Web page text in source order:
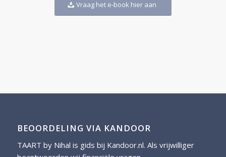
Vraag het e-book hier aan
BEOORDELING VIA KANDOOR
TAART by Nihal is gids bij Kandoor.nl. Als vrijwilliger